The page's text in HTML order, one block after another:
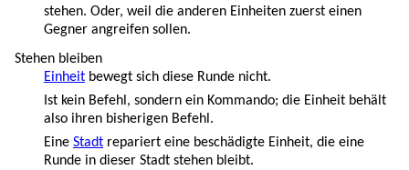
stehen. Oder, weil die anderen Einheiten zuerst einen
Gegner angreifen sollen.
Stehen bleiben
Einheit bewegt sich diese Runde nicht.
Ist kein Befehl, sondern ein Kommando; die Einheit behält
also ihren bisherigen Befehl.
Eine Stadt repariert eine beschädigte Einheit, die eine
Runde in dieser Stadt stehen bleibt.